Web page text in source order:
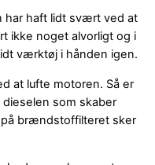
har haft lidt svært ved at
ikke noget alvorligt og i
værktøj i hånden igen.
at lufte motoren. Så er
som skaber
på brændstoffilteret sker